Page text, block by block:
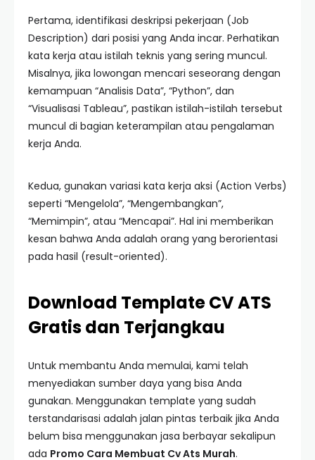
Pertama, identifikasi deskripsi pekerjaan (Job
Description) dari posisi yang Anda incar. Perhatikan
kata kerja atau istilah teknis yang sering muncul.
Misalnya, jika lowongan mencari seseorang dengan
kemampuan “Analisis Data”, “Python”, dan
“Visualisasi Tableau”, pastikan istilah-istilah tersebut
muncul di bagian keterampilan atau pengalaman
kerja Anda.
Kedua, gunakan variasi kata kerja aksi (Action Verbs)
seperti “Mengelola”, “Mengembangkan”,
“Memimpin”, atau “Mencapai”. Hal ini memberikan
kesan bahwa Anda adalah orang yang berorientasi
pada hasil (result-oriented).
Download Template CV ATS
Gratis dan Terjangkau
Untuk membantu Anda memulai, kami telah
menyediakan sumber daya yang bisa Anda
gunakan. Menggunakan template yang sudah
terstandarisasi adalah jalan pintas terbaik jika Anda
belum bisa menggunakan jasa berbayar sekalipun
ada Promo Cara Membuat Cv Ats Murah.